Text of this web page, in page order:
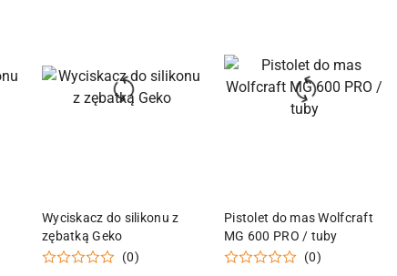
Wyciskacz do silikonu z
zębatką Geko
(0)
DODAJ DO KOSZYKA
Pistolet do mas Wolfcraft
MG 600 PRO / tuby
(0)
DODAJ DO KOSZYKA